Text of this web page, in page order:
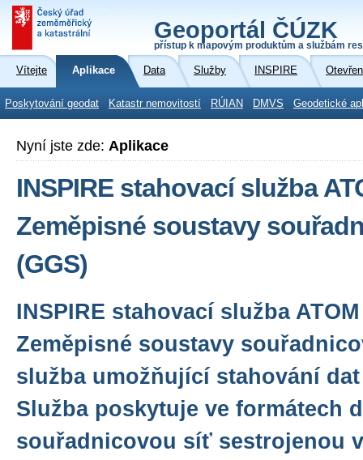
Geoportál ČÚZK
přístup k mapovým produktům a službám
Vítejte Aplikace Data Služby INSPIRE
Poskytování geodat Katastr nemovitostí RÚIAN DMVS Geodetické
Nyní jste zde: Aplikace
INSPIRE stahovací služba
Zeměpisné soustavy
(GGS)
INSPIRE stahovací služba
Zeměpisné soustavy
služba umožňující stahování
Služba poskytuje ve formátech
souřadnicovou síť sestrojenou